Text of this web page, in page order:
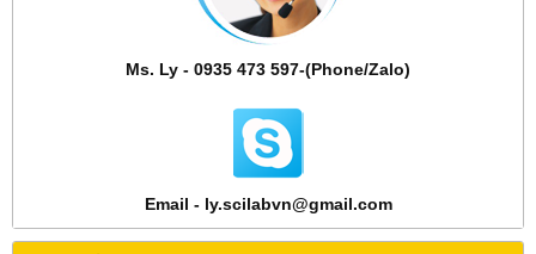
Ms. Ly - 0935 473 597-(Phone/Zalo)
Email - ly.scilabvn@gmail.com